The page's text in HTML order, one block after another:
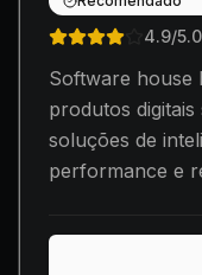
4.9/5.0
Software house
produtos
soluções de
performance e